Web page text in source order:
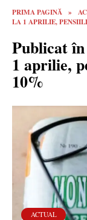
PRIMA PAGINĂ »
LA 1 APRILIE,
Publicat
1 aprilie,
10%
ACTUAL